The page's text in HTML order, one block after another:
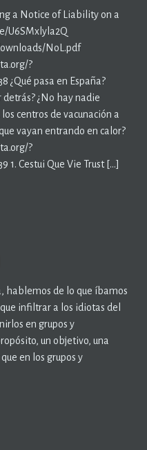
a Notice of Liability on a
U6SMxlyla2Q
NoL.pdf
?
¿Qué pasa en España?
detrás? ¿No hay nadie
centros de vacunación a
vayan entrando en calor?
?
1. Cestui Que Vie Trust […]
hablemos de lo que íbamos
infiltrar a los idiotas del
en grupos y
un objetivo, una
en los grupos y